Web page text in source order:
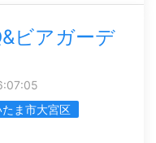
ビアガーデ
たま市大宮区